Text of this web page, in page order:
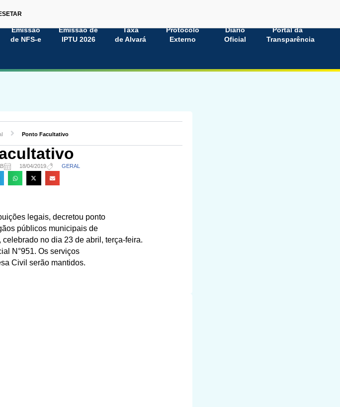
Emissão
de NFS-e
Emissão de
IPTU 2026
Taxa
de Alvará
Protocolo
Externo
Diário
Oficial
Portal da
Transparência
Ponto Facultativo
18/04/2019 GERAL
legais, decretou ponto
públicos municipais de
no dia 23 de abril, terça-feira.
N°951. Os serviços
Civil serão mantidos.